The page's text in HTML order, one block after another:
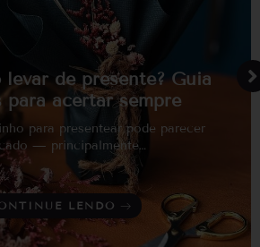
de presente? Guia
para acertar sempre
para presentear pode parecer
— principalmente…
LENDO